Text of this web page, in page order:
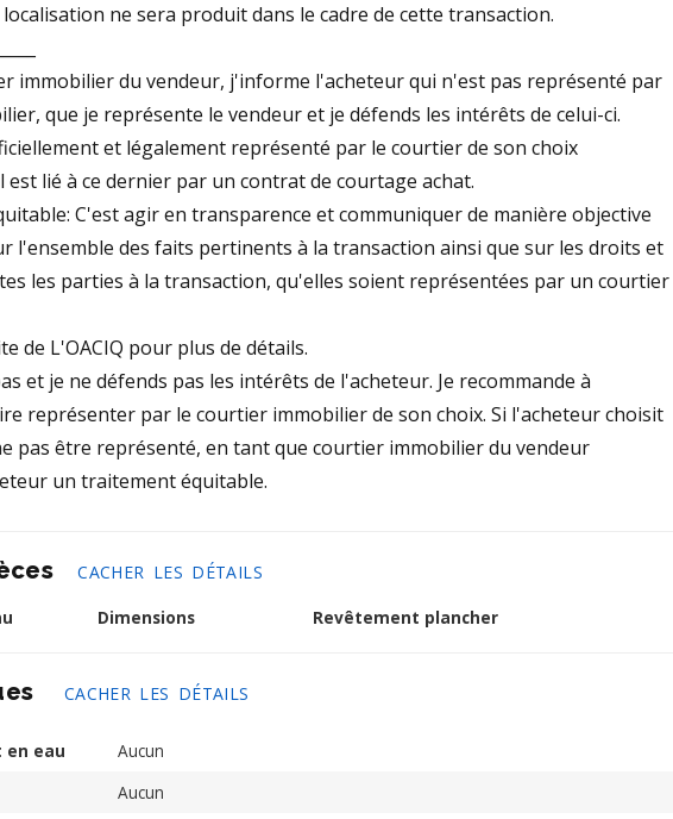
ne sera produit dans le cadre de cette transaction.
immobilier du vendeur, j'informe l'acheteur qui n'est pas représenté par
que je représente le vendeur et je défends les intérêts de celui-ci.
et légalement représenté par le courtier de son choix
est lié à ce dernier par un contrat de courtage achat.
C'est agir en transparence et communiquer de manière objective
l'ensemble des faits pertinents à la transaction ainsi que sur les droits et
les parties à la transaction, qu'elles soient représentées par un courtier
de L'OACIQ pour plus de détails.
et je ne défends pas les intérêts de l'acheteur. Je recommande à
représenter par le courtier immobilier de son choix. Si l'acheteur choisit
pas être représenté, en tant que courtier immobilier du vendeur
un traitement équitable.
CACHER LES DÉTAILS
Dimensions Revêtement plancher
CACHER LES DÉTAILS
en eau
Aucun
Aucun